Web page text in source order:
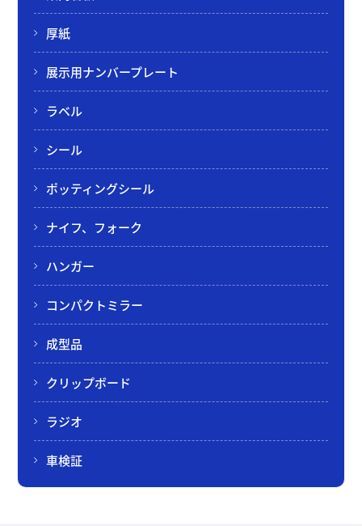
厚紙
展示用ナンバープレート
ラベル
シール
ポッティングシール
ナイフ、フォーク
ハンガー
コンパクトミラー
成型品
クリップボード
ラジオ
車検証